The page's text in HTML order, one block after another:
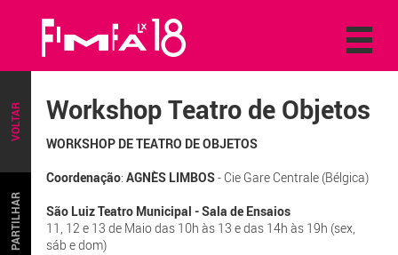
VOLTAR
PARTILHAR
Workshop Teatro de Objetos
WORKSHOP DE TEATRO DE OBJETOS
Coordenação: AGNÈS LIMBOS- Cie Gare Centrale (Bélgica)
São Luiz Teatro Municipal - Sala de Ensaios
11, 12 e 13 de Maio das 10h às 13 e das 14h às 19h (sex,
sáb e dom)